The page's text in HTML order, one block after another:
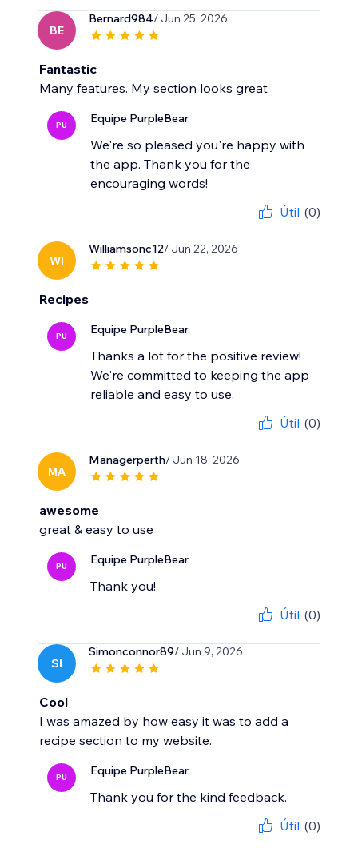
BE
Bernard984/ Jun 25, 2026
Fantastic
Many features. My section looks great
PU Equipe PurpleBear
We're so pleased you're happy with
the app. Thank you for the
encouraging words!
Útil (0)
WI
Williamsonc12/ Jun 22, 2026
Recipes
PU Equipe PurpleBear
Thanks a lot for the positive review!
We're committed to keeping the app
reliable and easy to use.
Útil (0)
MA
Managerperth/ Jun 18, 2026
awesome
great & easy to use
PU Equipe PurpleBear
Thank you!
Útil (0)
SI
Simonconnor89/ Jun 9, 2026
Cool
I was amazed by how easy it was to add a
recipe section to my website.
PU Equipe PurpleBear
Thank you for the kind feedback.
Útil (0)